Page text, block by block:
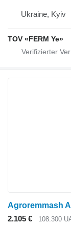
Ukraine, Kyiv
TOV «FERM Ye»
Agroremmash
2.105 €
108.300